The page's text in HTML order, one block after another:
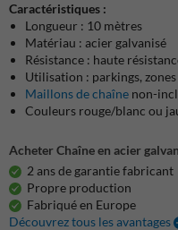
Caractéristiques :
Longueur : 10 mètres
Matériau : acier galvanisé
Résistance : haute
Utilisation : parkings,
Maillons de chaîne non-
Couleurs rouge/blanc ou
Acheter Chaîne en acier
2 ans de garantie fabricant
Propre production
Fabriqué en Europe
Découvrez tous les avantages